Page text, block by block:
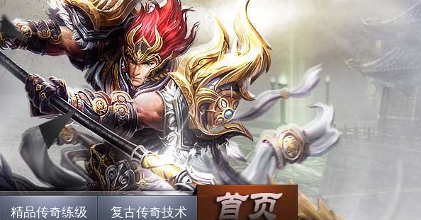
精品传奇练级 复古传奇技术